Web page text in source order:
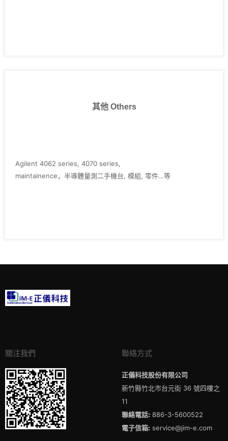
其他 Others
Agilent 4062 series, 4070 series,
maintainence，半導體量測二手機台, 模組, 零件…等
關注我們 聯絡方式
正儀科技股份有限公司
新竹縣竹北市台元街 36 號四樓之
11
聯絡電話: 886-3-5600522
電子信箱: service@jim-e.com